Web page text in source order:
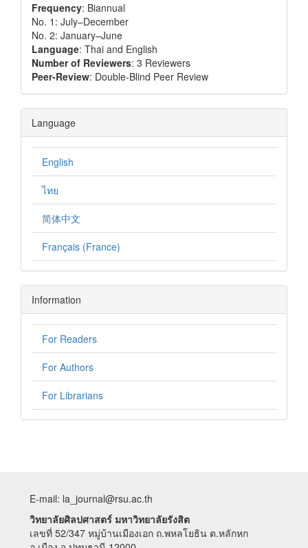
Frequency: Biannual
No. 1: July–December
No. 2: January–June
Language: Thai and English
Number of Reviewers: 3 Reviewers
Peer-Review: Double-Blind Peer Review
Language
English
ไทย
简体中文
Français (France)
Information
For Readers
For Authors
For Librarians
E-mail: la_journal@rsu.ac.th
วิทยาลัยศิลปศาสตร์ มหาวิทยาลัยรังสิต
เลขที่ 52/347 หมู่บ้านเมืองเอก ถ.พหลโยธิน ต.หลักหก